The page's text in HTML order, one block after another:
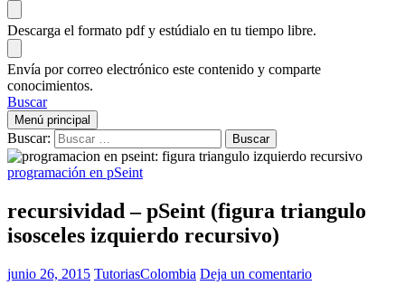
Descarga el formato pdf y estúdialo en tu tiempo libre.
Envía por correo electrónico este contenido y comparte
conocimientos.
Buscar
Menú principal
Buscar:
programación en pSeint
recursividad – pSeint (figura triangulo
isosceles izquierdo recursivo)
junio 26, 2015 TutoriasColombia Deja un comentario